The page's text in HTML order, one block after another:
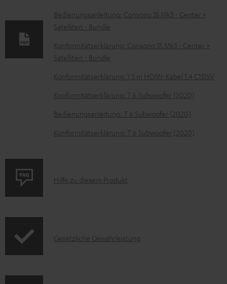
e
t
z
u
m
H
r
Bedienungsanleitung: Consono 35 Mk3 - Center +
Satelliten - Bundle
Konformitätserklärung: Consono 35 Mk3 - Center +
Satelliten - Bundle
Konformitätserklärung: 1,5 m HDMI-Kabel 1.4 C1515V
Konformitätserklärung: T 6 Subwoofer (2020)
Bedienungsanleitung: T 6 Subwoofer (2020)
Konformitätserklärung: T 6 Subwoofer (2020)
P
u
Hilfe zu diesem Produkt
IGesetzliche Gewährleistung